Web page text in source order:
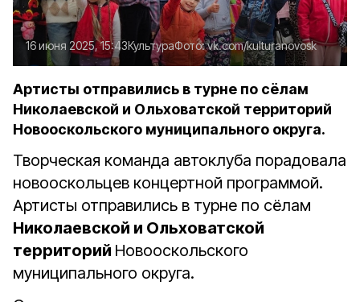
16 июня 2025, 15:43КультураФото:vk.com/kulturanovosk
Артисты отправились в турне по сёлам
Николаевской и Ольховатской территорий
Новооскольского муниципального округа.
Творческая команда автоклуба порадовала
новооскольцев концертной программой.
Артисты отправились в турне по сёлам
Николаевской и Ольховатской
территорий Новооскольского
муниципального округа.